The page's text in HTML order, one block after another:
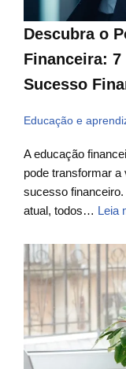
Descubra o
Financeira:
Sucesso
Educação e
A educação
pode transformar
sucesso
atual, todos… Leia